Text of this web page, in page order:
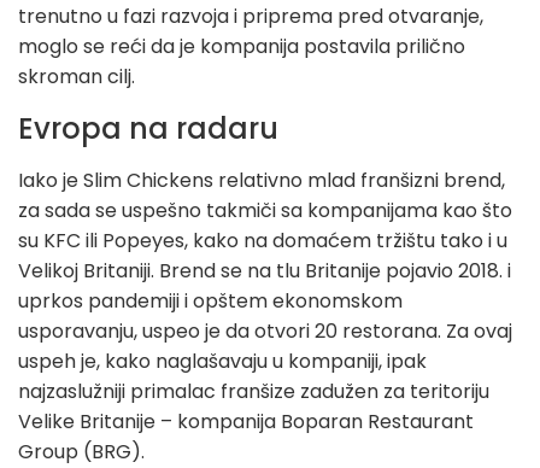
trenutno u fazi razvoja i priprema pred otvaranje,
moglo se reći da je kompanija postavila prilično
skroman cilj.
Evropa na radaru
Iako je Slim Chickens relativno mlad franšizni brend,
za sada se uspešno takmiči sa kompanijama kao što
su KFC ili Popeyes, kako na domaćem tržištu tako i u
Velikoj Britaniji. Brend se na tlu Britanije pojavio 2018. i
uprkos pandemiji i opštem ekonomskom
usporavanju, uspeo je da otvori 20 restorana. Za ovaj
uspeh je, kako naglašavaju u kompaniji, ipak
najzaslužniji primalac franšize zadužen za teritoriju
Velike Britanije – kompanija Boparan Restaurant
Group (BRG).